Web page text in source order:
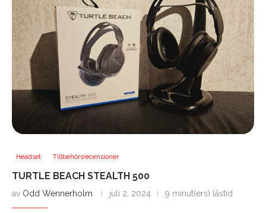
Headset Tillbehörsrecensioner
TURTLE BEACH STEALTH 500
av Odd Wennerholm juli 2, 2024 9 minut(ers) lästid